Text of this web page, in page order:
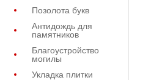
Позолота букв
Антидождь для
памятников
Благоустройство
могилы
Укладка плитки